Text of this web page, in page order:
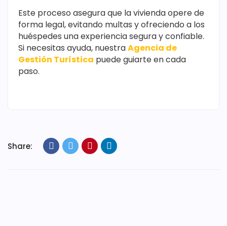
Este proceso asegura que la vivienda opere de
forma legal, evitando multas y ofreciendo a los
huéspedes una experiencia segura y confiable.
Si necesitas ayuda, nuestraAgencia de
Gestión Turística puede guiarte en cada
paso.
Share: